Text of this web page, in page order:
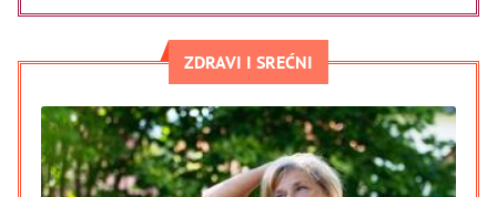
ZDRAVI I SREĆNI